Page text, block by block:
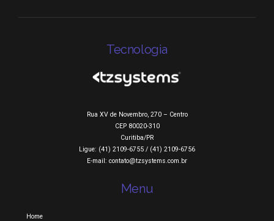
Tecnologia
Rua XV de Novembro, 270 – Centro
CEP 80020-310
Curitiba/PR
Ligue: (41) 2109-6755 / (41) 2109-6756
E-mail: contato@tzsystems.com.br
Menu
Home